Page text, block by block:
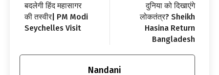
बदलेगी हिंद महासागर
की तस्वीर| PM Modi
Seychelles Visit
दुनिया को दिखाएंगे
लोकतंत्र? Sheikh
Hasina Return
Bangladesh
Nandani